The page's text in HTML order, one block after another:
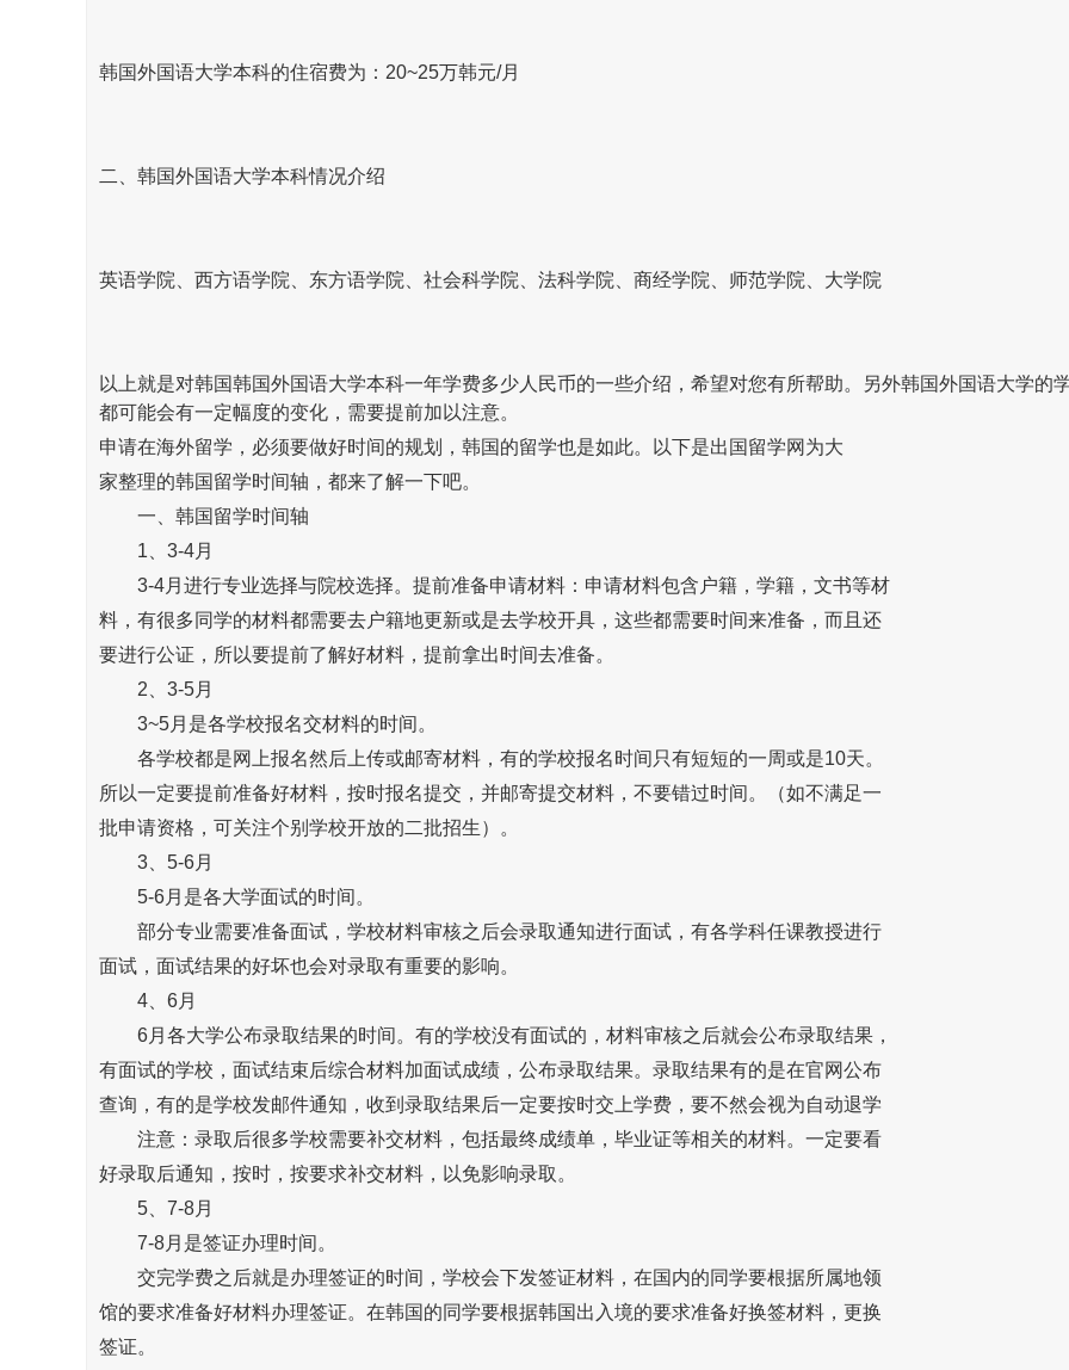
韩国外国语大学本科的住宿费为：20~25万韩元/月
二、韩国外国语大学本科情况介绍
英语学院、西方语学院、东方语学院、社会科学院、法科学院、商经学院、师范学院、大学院
以上就是对韩国韩国外国语大学本科一年学费多少人民币的一些介绍，希望对您有所帮助。另外韩国外国语大学的
都可能会有一定幅度的变化，需要提前加以注意。
申请在海外留学 ，必须要做好时间的规划，韩国的留学也是如此。以下是出国留学网为大
家整理的韩国留学时间轴，都来了解一下吧。
一、韩国留学时间轴
1、3-4月
3-4月进行专业选择与院校选择。提前准备申请材料：申请材料包含户籍，学籍，文书等材
料，有很多同学的材料都需要去户籍地更新或是去学校开具，这些都需要时间来准备，而且还
要进行公证，所以要提前了解好材料，提前拿出时间去准备。
2、3-5月
3~5月是各学校报名交材料的时间。
各学校都是网上报名然后上传或邮寄材料，有的学校报名时间只有短短的一周或是10天。
所以一定要提前准备好材料，按时报名提交，并邮寄提交材料，不要错过时间。（如不满足一
批申请资格，可关注个别学校开放的二批招生）。
3、5-6月
5-6月是各大学面试的时间。
部分专业需要准备面试，学校材料审核之后会录取通知进行面试，有各学科任课教授进行
面试，面试结果的好坏也会对录取有重要的影响。
4、6月
6月各大学公布录取结果的时间。有的学校没有面试的，材料审核之后就会公布录取结果，
有面试的学校，面试结束后综合材料加面试成绩，公布录取结果。录取结果有的是在官网公布
查询，有的是学校发邮件通知，收到录取结果后一定要按时交上学费，要不然会视为自动退学
注意：录取后很多学校需要补交材料，包括最终成绩单 ，毕业证等相关的材料。一定要看
好录取后通知，按时，按要求补交材料，以免影响录取。
5、7-8月
7-8月是签证办理时间。
交完学费之后就是办理签证的时间，学校会下发签证材料，在国内的同学要根据所属地领
馆的要求准备好材料办理签证。在韩国的同学要根据韩国出入境的要求准备好换签材料，更换
签证。